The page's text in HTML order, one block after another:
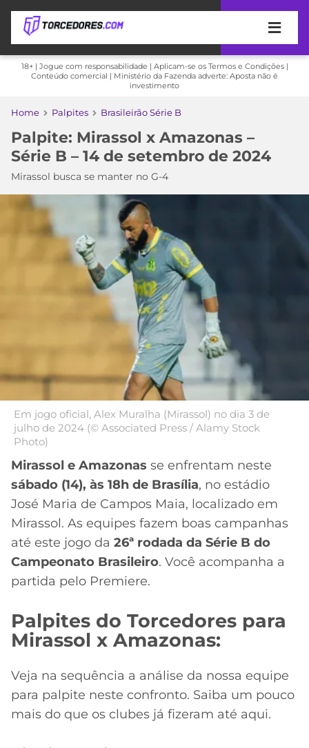
APOSTAS
DE
MELHORES
SITES
DE
APOSTAS
2026
CÓDIGO
PROMOCIONAL
BETBOOM
BET365
CÓDIGO
BETANO
MELHORES
APPS
DE
APOSTAS
CASSINOS
ONLINE
CASSINOS
ONLINE
2026
COPA
DO
MUNDO
TIMES
MEU
TIME
PALMEIRAS
CORINTHIANS
PAULO
SANTOS
FLAMENGO
FLUMINENSE
BOTAFOGO
VASCO
INTERNACIONAL
GRÊMIO
ATLÉTICO
MG
CAMPEONATOS
BRASILEIRÃO
SÉRIE
LIBERTADORES
COPA
DO
BRASIL
LEAGUE
COPA
SUL-
AMERICANA
LIGA
DOS
LALIGA
ESPORTIVA
PALPITES
18+ | Jogue com responsabilidade | Aplicam-se os Termos e Condições |
Conteúdo comercial | Ministério da Fazenda adverte: Aposta não é
investimento
Home Palpites Brasileirão Série B
Palpite: Mirassol x Amazonas –
Série B – 14 de setembro de 2024
Mirassol busca se manter no G-4
Em jogo oficial, Alex Muralha (Mirassol) no dia 3 de
julho de 2024 (© Associated Press / Alamy Stock
Photo)
Mirassol e Amazonas se enfrentam neste
sábado (14), às 18h de Brasília, no estádio
José Maria de Campos Maia, localizado em
Mirassol. As equipes fazem boas campanhas
até este jogo da 26ª rodada da Série B do
Campeonato Brasileiro. Você acompanha a
partida pelo Premiere.
Palpites do Torcedores para
Mirassol x Amazonas:
Veja na sequência a análise da nossa equipe
para palpite neste confronto. Saiba um pouco
mais do que os clubes já fizeram até aqui.